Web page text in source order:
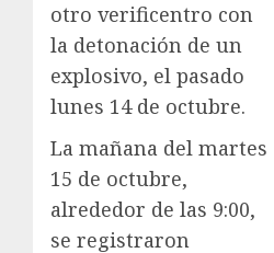
otro verificentro con
la detonación de un
explosivo, el pasado
lunes 14 de octubre.
La mañana del martes
15 de octubre,
alrededor de las 9:00,
se registraron